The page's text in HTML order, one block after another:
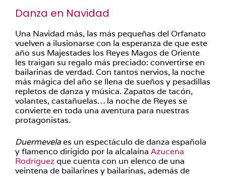
Danza en Navidad
Una Navidad más, las más pequeñas del Orfanato
vuelven a ilusionarse con la esperanza de que este
año sus Majestades los Reyes Magos de Oriente
les traigan su regalo más preciado: convertirse en
bailarinas de verdad. Con tantos nervios, la noche
más mágica del año se llena de sueños y pesadillas
repletos de danza y música. Zapatos de tacón,
volantes, castañuelas… la noche de Reyes se
convierte en toda una aventura para nuestras
protagonistas.
Duermevelaes un espectáculo de danza española
y flamenco dirigido por la alcalaína Azucena
Rodríguezque cuenta con un elenco de una
veintena de bailarines y bailarinas, además de